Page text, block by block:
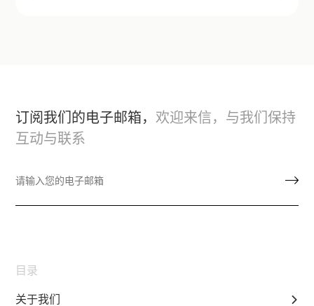
订阅我们的电子邮箱， 欢迎来信，与我们保持
互动与联系
目录
关于我们